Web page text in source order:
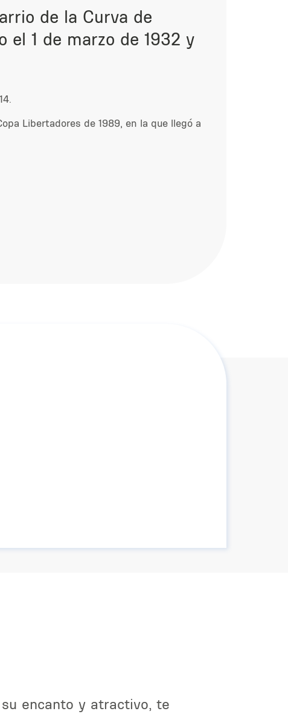
de la Curva de
el 1 de marzo de 1932 y
Libertadores de 1989, en la que llegó a
encanto y atractivo, te